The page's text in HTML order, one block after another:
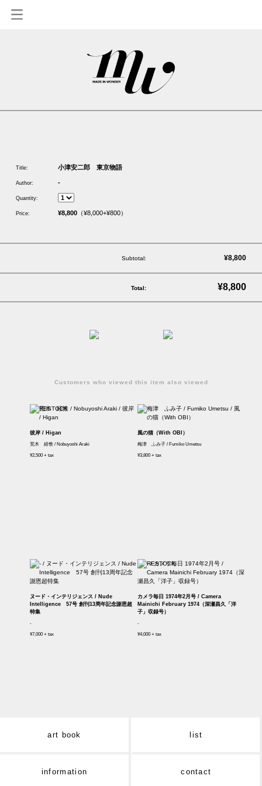
Title: 小津安二郎 東京物語
Author: -
Quantity:
Price: ¥8,800（¥8,000+¥800）
Subtotal: ¥8,800
Total: ¥8,800
Customers who viewed this item also viewed
彼岸 / Higan
荒木 経惟 / Nobuyoshi Araki
¥2,500 + tax
風の猫（With OBI）
梅津 ふみ子 / Fumiko Umetsu
¥3,800 + tax
ヌード・インテリジェンス / Nude
Intelligence 57号 創刊13周年記念謝恩超
特集
-
¥7,000 + tax
カメラ毎日 1974年2月号 / Camera
Mainichi February 1974（深瀬昌久「洋
子」収録号）
-
¥4,000 + tax
art book list
information contact